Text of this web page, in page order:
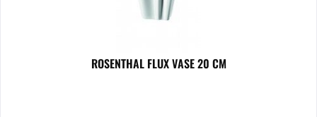
ROSENTHAL FLUX VASE 20 CM